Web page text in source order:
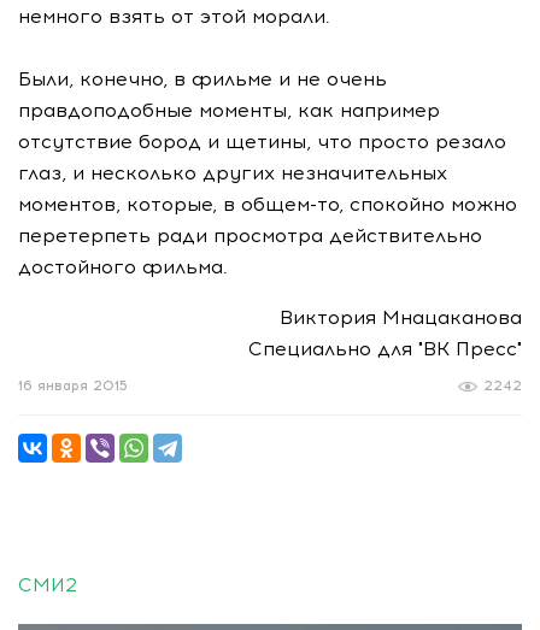
немного взять от этой морали.
Были, конечно, в фильме и не очень
правдоподобные моменты, как например
отсутствие бород и щетины, что просто резало
глаз, и несколько других незначительных
моментов, которые, в общем-то, спокойно можно
перетерпеть ради просмотра действительно
достойного фильма.
Виктория Мнацаканова
Специально для "ВК Пресс"
2242
16 января 2015
СМИ2